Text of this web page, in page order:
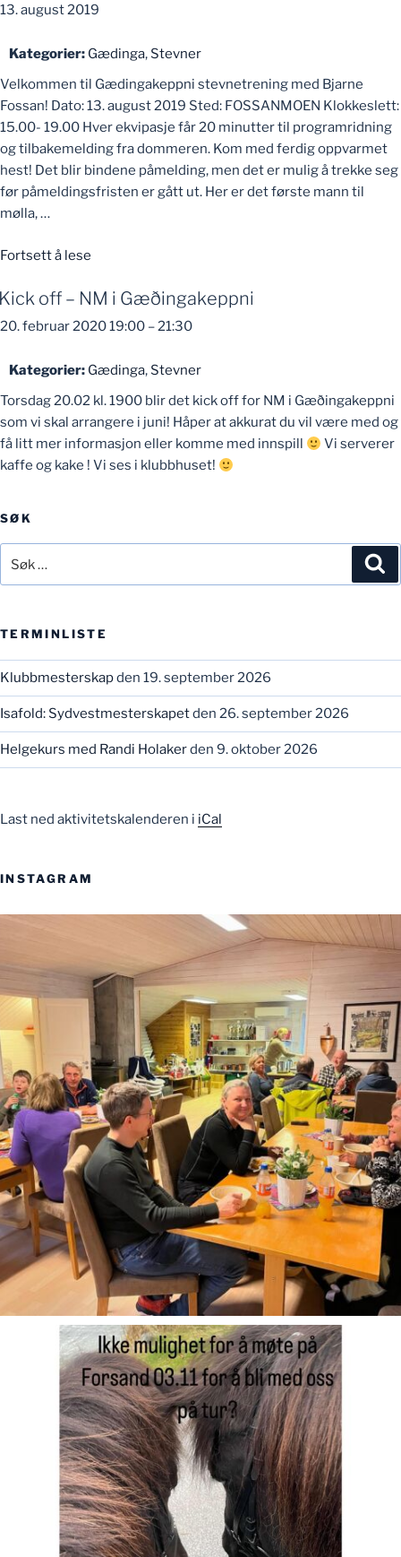
13. august 2019
Kategorier: Gædinga, Stevner
Velkommen til Gædingakeppni stevnetrening med Bjarne
Fossan! Dato: 13. august 2019 Sted: FOSSANMOEN Klokkeslett:
15.00- 19.00 Hver ekvipasje får 20 minutter til programridning
og tilbakemelding fra dommeren. Kom med ferdig oppvarmet
hest! Det blir bindene påmelding, men det er mulig å trekke seg
før påmeldingsfristen er gått ut. Her er det første mann til
mølla, …
Fortsett å lese
off – NM i Gæðingakeppni
20. februar 2020 19:00 –21:30
Kategorier: Gædinga, Stevner
Torsdag 20.02 kl. 1900 blir det kick off for NM i Gæðingakeppni
som vi skal arrangere i juni! Håper at akkurat du vil være med og
få litt mer informasjon eller komme med innspill
Vi serverer
kaffe og kake ! Vi ses i klubbhuset!
SØK
etter:
TERMINLISTE
Klubbmesterskapden 19. september 2026
Isafold: Sydvestmesterskapetden 26. september 2026
Helgekurs med Randi Holakerden 9. oktober 2026
Last ned aktivitetskalenderen i iCal
INSTAGRAM